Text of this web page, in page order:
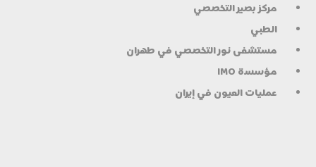
مركز بصير التخصصي
الطبي
مستشفى نور التخصصي في طهران
مؤسسة IMO
عمليات العيون في إيران